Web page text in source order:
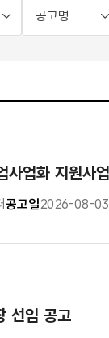
업화 지원사
공고일2026-08-
선임 공고